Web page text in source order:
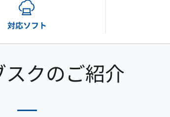
対応ソフト
スクのご紹介